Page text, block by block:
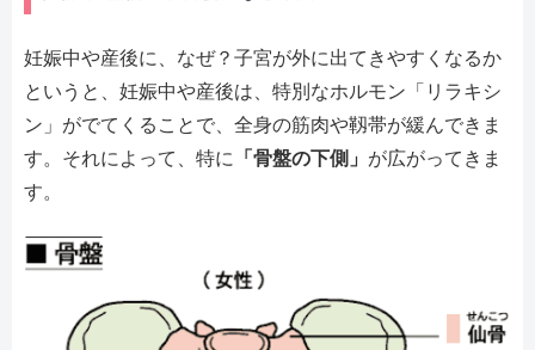
妊娠中や産後に、なぜ？子宮が外に出てきやすくなるか
というと、妊娠中や産後は、特別なホルモン「リラキシ
ン」がでてくることで、全身の筋肉や靱帯が緩んできま
す。それによって、特に
「骨盤の下側」 が広がってきま
す。